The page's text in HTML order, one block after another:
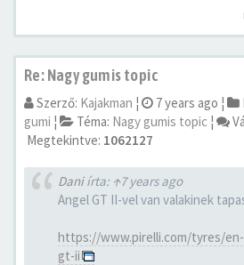
Re: Nagy gumis topic
Szerző: Kajakman ¦ 7 years ago ¦
gumi ¦ Téma: Nagy gumis topic ¦
Megtekintve: 1062127
Daniírta: ↑7 years ago
Angel GT II-vel van valakinek
https://www.pirelli.com/tyres/
gt-ii